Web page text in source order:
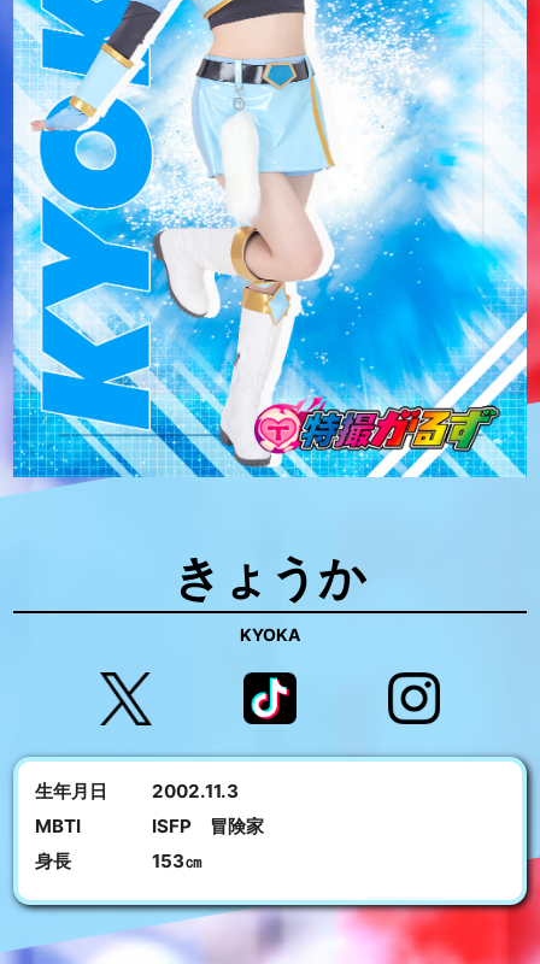
きょうか
KYOKA
生年月日
2002.11.3
MBTI
ISFP 冒険家
身長
153㎝